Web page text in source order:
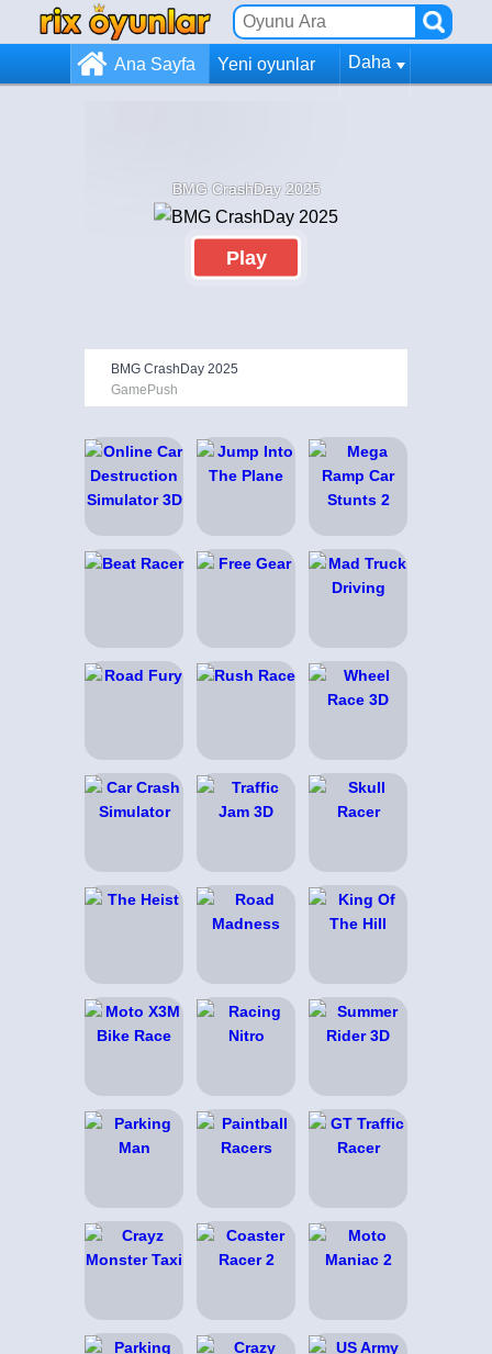
Ana Sayfa Yeni oyunlar Daha
BMG CrashDay 2025
Play
BMG CrashDay 2025
GamePush